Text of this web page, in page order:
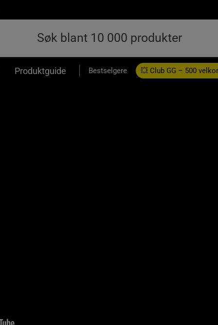
Produktguide Bestselgere 💥 Club GG – 500